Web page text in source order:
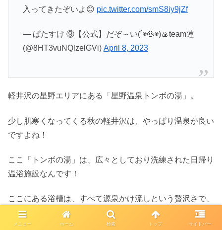
入ってきたぞいよ😊 pic.twitter.com/smS8iy9jZf
— ぱたすけ ⑨【公式】だぞ～い(´◉🐽◉)🍙team蓮
(@8HT3vuNQlzelGVi) April 8, 2023
軽井沢の星野エリアにある「星野温泉トンボの湯」。
少し肌寒くなってくる秋の軽井沢は、やっぱり温泉が良い
ですよね！
ここ「トンボの湯」は、広々としており洗練された日帰り
温浴施設なんです！
ここにある浴槽は、すべて源泉かけ流しという贅沢さで、
上質な温泉を楽しむことができますよ！
メニュー ホーム 検索 トップ サイドバー